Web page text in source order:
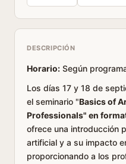
DESCRIPCIÓN
Horario: Según
Los días 17 y 18 de
el seminario "Basics of
Professionals" en
ofrece una introducción
artificial y a su impacto
proporcionando a los